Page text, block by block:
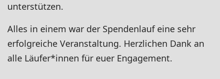
unterstützen.
Alles in einem war der Spendenlauf eine sehr
erfolgreiche Veranstaltung. Herzlichen Dank an
alle Läufer*innen für euer Engagement.